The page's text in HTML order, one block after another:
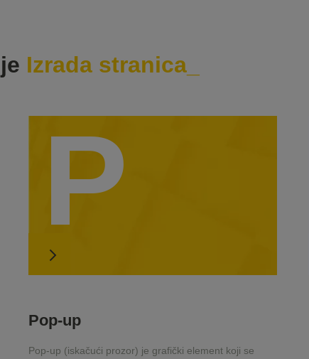
Izrada stranica
P
Pop-up
Pop-up (iskačući prozor) je grafički element koji se